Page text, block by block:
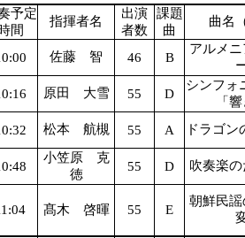
予定
時間
指揮者名
出演
者数
課題
曲
曲名
佐藤 智 46 B
アルメ
原田 大雪 55 D
シンフォ
「
松本 航槻 55 A ドラゴン
小笠原 克
徳
55 D 吹奏楽
髙木 啓暉 55 E
朝鮮民